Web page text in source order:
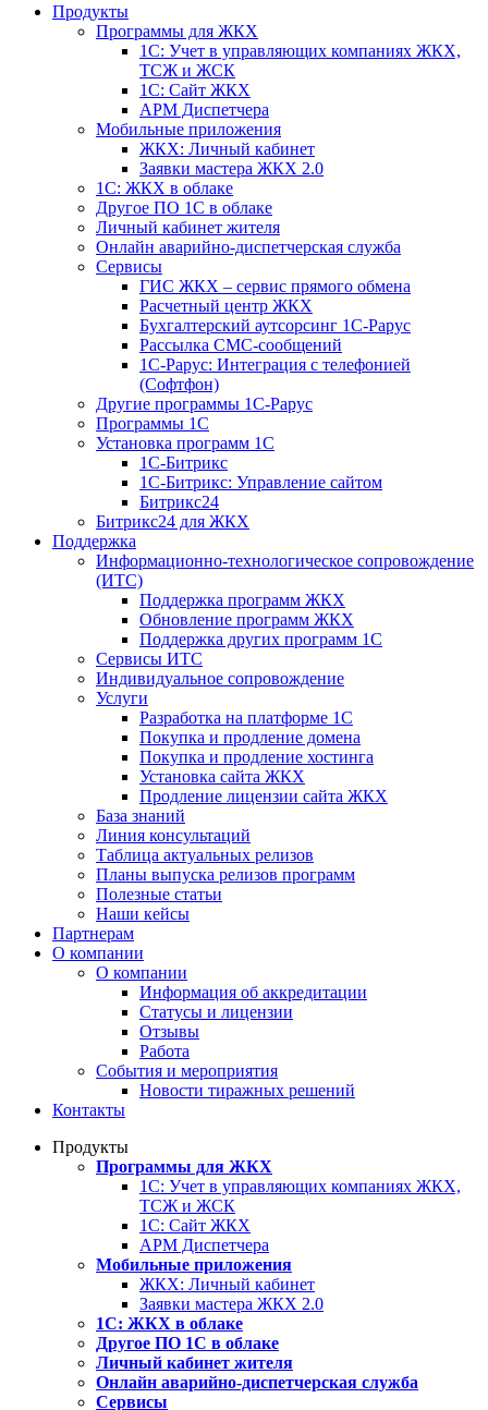
Продукты
Программы для ЖКХ
1С: Учет в управляющих компаниях ЖКХ,
ТСЖ и ЖСК
1С: Сайт ЖКХ
АРМ Диспетчера
Мобильные приложения
ЖКХ: Личный кабинет
Заявки мастера ЖКХ 2.0
1С: ЖКХ в облаке
Другое ПО 1С в облаке
Личный кабинет жителя
Онлайн аварийно-диспетчерская служба
Сервисы
ГИС ЖКХ – сервис прямого обмена
Расчетный центр ЖКХ
Бухгалтерский аутсорсинг 1С-Рарус
Рассылка СМС-сообщений
1С-Рарус: Интеграция с телефонией
(Софтфон)
Другие программы 1С-Рарус
Программы 1С
Установка программ 1С
1С-Битрикс
1С-Битрикс: Управление сайтом
Битрикс24
Битрикс24 для ЖКХ
Поддержка
Информационно-технологическое сопровождение
(ИТС)
Поддержка программ ЖКХ
Обновление программ ЖКХ
Поддержка других программ 1С
Сервисы ИТС
Индивидуальное сопровождение
Услуги
Разработка на платформе 1С
Покупка и продление домена
Покупка и продление хостинга
Установка сайта ЖКХ
Продление лицензии сайта ЖКХ
База знаний
Линия консультаций
Таблица актуальных релизов
Планы выпуска релизов программ
Полезные статьи
Наши кейсы
Партнерам
О компании
О компании
Информация об аккредитации
Статусы и лицензии
Отзывы
Работа
События и мероприятия
Новости тиражных решений
Контакты
Продукты
Программы для ЖКХ
1С: Учет в управляющих компаниях ЖКХ,
ТСЖ и ЖСК
1С: Сайт ЖКХ
АРМ Диспетчера
Мобильные приложения
ЖКХ: Личный кабинет
Заявки мастера ЖКХ 2.0
1С: ЖКХ в облаке
Другое ПО 1С в облаке
Личный кабинет жителя
Онлайн аварийно-диспетчерская служба
Сервисы